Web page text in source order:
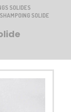
SOLIDES
SOLIDE